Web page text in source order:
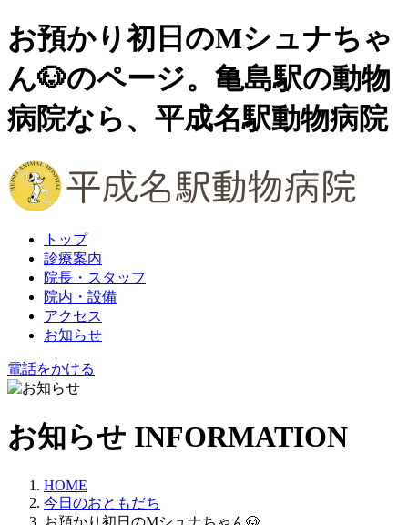
お預かり初日のMシュナちゃ
ん🐶のページ。亀島駅の動物
病院なら、平成名駅動物病院
トップ
診療案内
院長・スタッフ
院内・設備
アクセス
お知らせ
電話をかける
お知らせ INFORMATION
HOME
今日のおともだち
お預かり初日のMシュナちゃん🐶